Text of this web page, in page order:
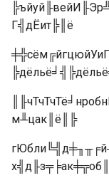
Г╣дЁит╠║ё
м╨цак║ё║╠